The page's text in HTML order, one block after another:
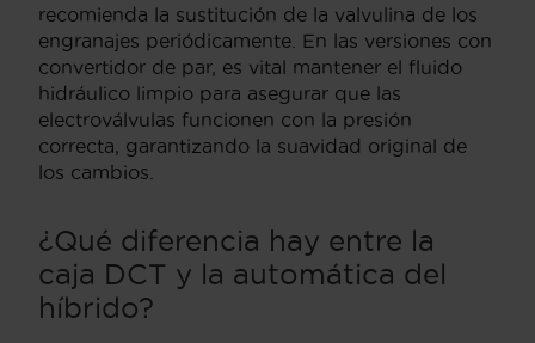
recomienda la sustitución de la valvulina de los
engranajes periódicamente. En las versiones con
convertidor de par, es vital mantener el fluido
hidráulico limpio para asegurar que las
electroválvulas funcionen con la presión
correcta, garantizando la suavidad original de
los cambios.
¿Qué diferencia hay entre la
caja DCT y la automática del
híbrido?